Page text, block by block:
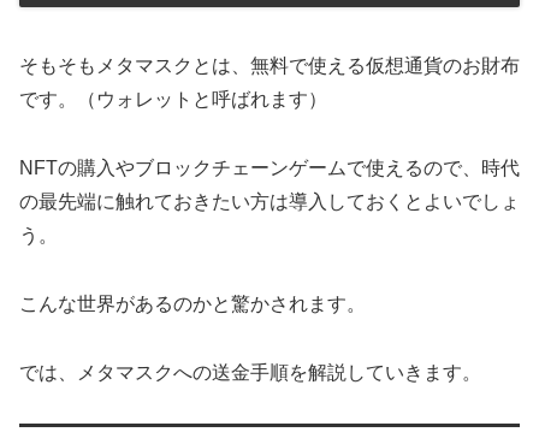
そもそもメタマスクとは、無料で使える仮想通貨のお財布
です。（ウォレットと呼ばれます）
NFTの購入やブロックチェーンゲームで使えるので、時代
の最先端に触れておきたい方は導入しておくとよいでしょ
う。
こんな世界があるのかと驚かされます。
では、メタマスクへの送金手順を解説していきます。